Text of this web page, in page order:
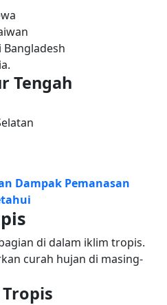
Bangladesh
Tengah
Dampak Pemanasan
di dalam iklim tropis.
curah hujan di masing-